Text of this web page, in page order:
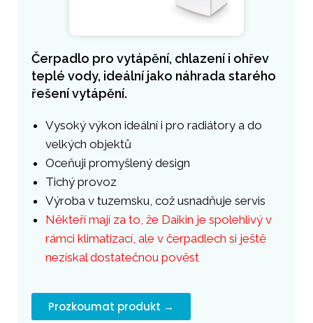
Čerpadlo pro vytápění, chlazení i ohřev
teplé vody, ideální jako náhrada starého
řešení vytápění.
Vysoký výkon ideální i pro radiátory a do
velkých objektů
Oceňuji promyšlený design
Tichý provoz
Výroba v tuzemsku, což usnadňuje servis
Někteří mají za to, že Daikin je spolehlivý v
rámci klimatizací, ale v čerpadlech si ještě
nezískal dostatečnou pověst
Prozkoumat produkt →